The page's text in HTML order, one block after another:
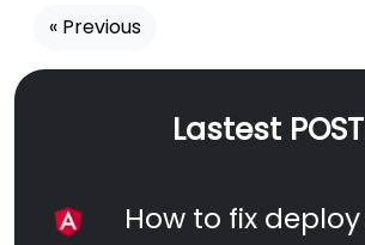
« Previous
Lastest POST
How to fix